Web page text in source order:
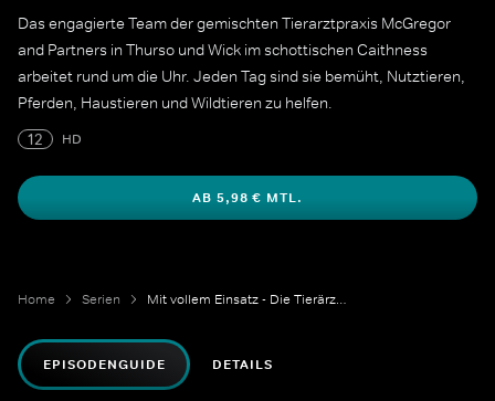
Das engagierte Team der gemischten Tierarztpraxis McGregor
and Partners in Thurso und Wick im schottischen Caithness
arbeitet rund um die Uhr. Jeden Tag sind sie bemüht, Nutztieren,
Pferden, Haustieren und Wildtieren zu helfen.
12
HD
AB 5,98 € MTL.
Home Serien Mit vollem Einsatz - Die Tierärzte in den Highlands
EPISODENGUIDE DETAILS